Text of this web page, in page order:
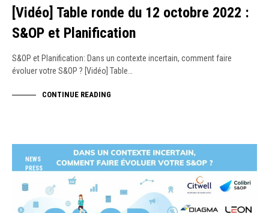
[Vidéo] Table ronde du 12 octobre 2022 :
S&OP et Planification
S&OP et Planification: Dans un contexte incertain, comment faire
évoluer votre S&OP ? [Vidéo] Table…
CONTINUE READING
NEWS
PRESS